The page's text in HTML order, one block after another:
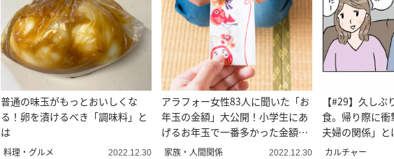
普通の味玉がもっとおいしくな
る！卵を漬けるべき「調味料」と
は
料理・グルメ 2022.12.30
アラフォー女性83人に聞いた「お
年玉の金額」大公開！小学生にあ
げるお年玉で一番多かった金額と
は
家族・人間関係 2022.12.30
【#29】久し
食。帰り際に衝
夫婦の関係」
カルチャー